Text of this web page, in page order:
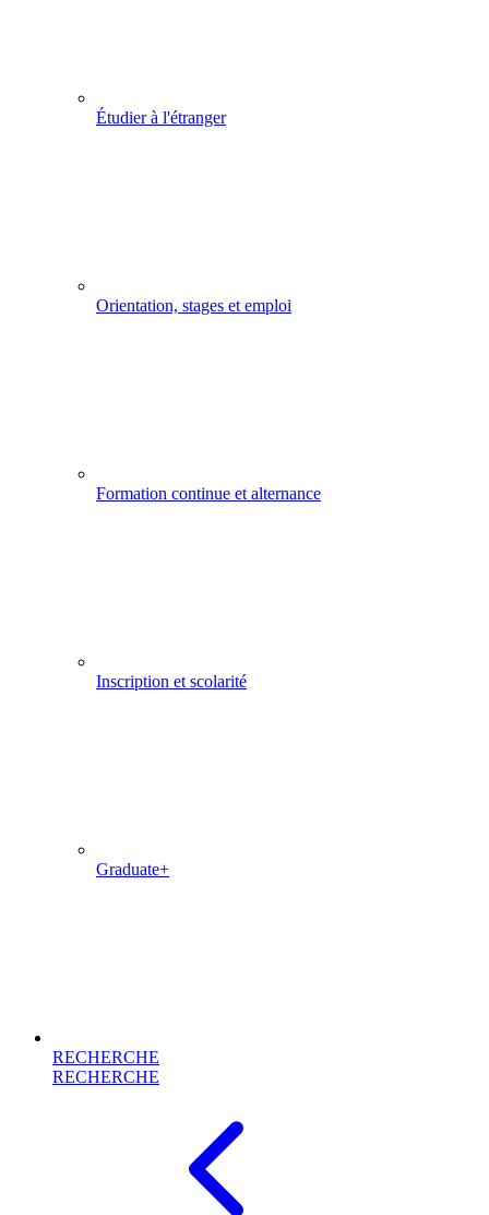
Étudier à l'étranger
Orientation, stages et emploi
Formation continue et alternance
Inscription et scolarité
Graduate+
RECHERCHE
RECHERCHE